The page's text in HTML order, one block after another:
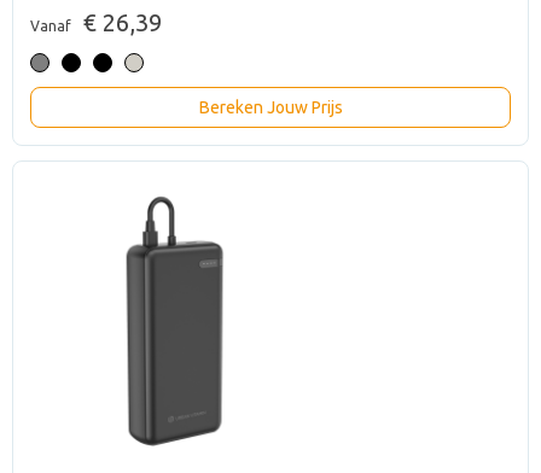
Vanaf € 26,39
Bereken Jouw Prijs